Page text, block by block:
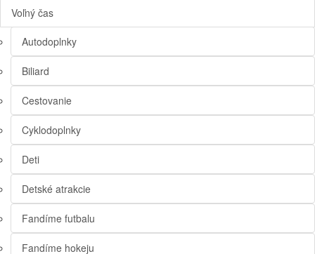
Voľný čas
Autodoplnky
Biliard
Cestovanie
Cyklodoplnky
Deti
Detské atrakcie
Fandíme futbalu
Fandíme hokeju